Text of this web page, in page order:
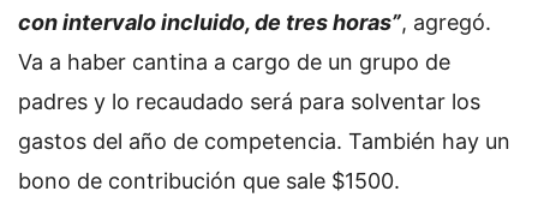
con intervalo incluido, de tres horas”, agregó.
Va a haber cantina a cargo de un grupo de
padres y lo recaudado será para solventar los
gastos del año de competencia. También hay un
bono de contribución que sale $1500.